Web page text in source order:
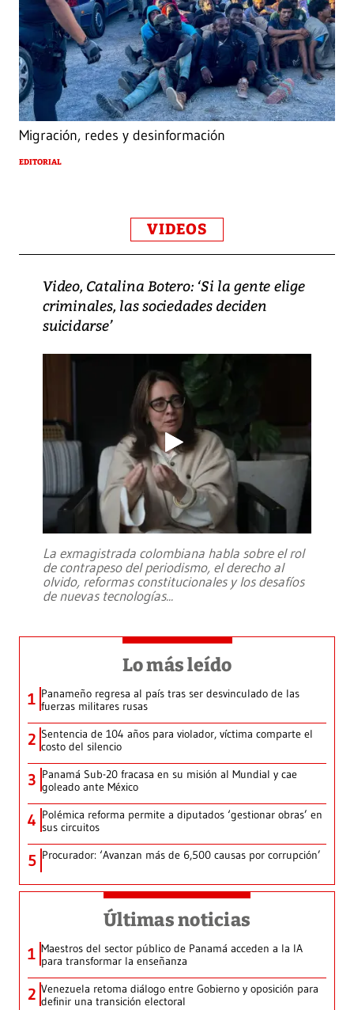
Migración, redes y desinformación
EDITORIAL
VIDEOS
Video, Catalina Botero: ‘Si la gente elige
criminales, las sociedades deciden
suicidarse’
La exmagistrada colombiana habla sobre el rol
de contrapeso del periodismo, el derecho al
olvido, reformas constitucionales y los desafíos
de nuevas tecnologías...
Lo más leído
1 Panameño regresa al país tras ser desvinculado de las
fuerzas militares rusas
2 Sentencia de 104 años para violador, víctima comparte el
costo del silencio
3 Panamá Sub-20 fracasa en su misión al Mundial y cae
goleado ante México
4 Polémica reforma permite a diputados ‘gestionar obras’ en
sus circuitos
5 Procurador: ‘Avanzan más de 6,500 causas por corrupción’
Últimas noticias
1 Maestros del sector público de Panamá acceden a la IA
para transformar la enseñanza
2 Venezuela retoma diálogo entre Gobierno y oposición para
definir una transición electoral